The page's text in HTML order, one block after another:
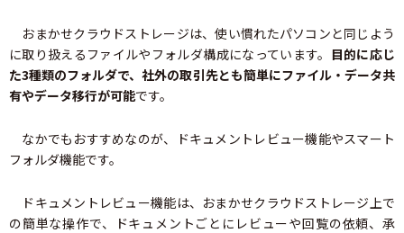
おまかせクラウドストレージは、使い慣れたパソコンと同じよう
に取り扱えるファイルやフォルダ構成になっています。 目的に応じ
た3種類のフォルダで、社外の取引先とも簡単にファイル・データ共
有やデータ移行が可能です。
なかでもおすすめなのが、ドキュメントレビュー機能やスマート
フォルダ機能です。
ドキュメントレビュー機能は、おまかせクラウドストレージ上で
の簡単な操作で、ドキュメントごとにレビューや回覧の依頼、承